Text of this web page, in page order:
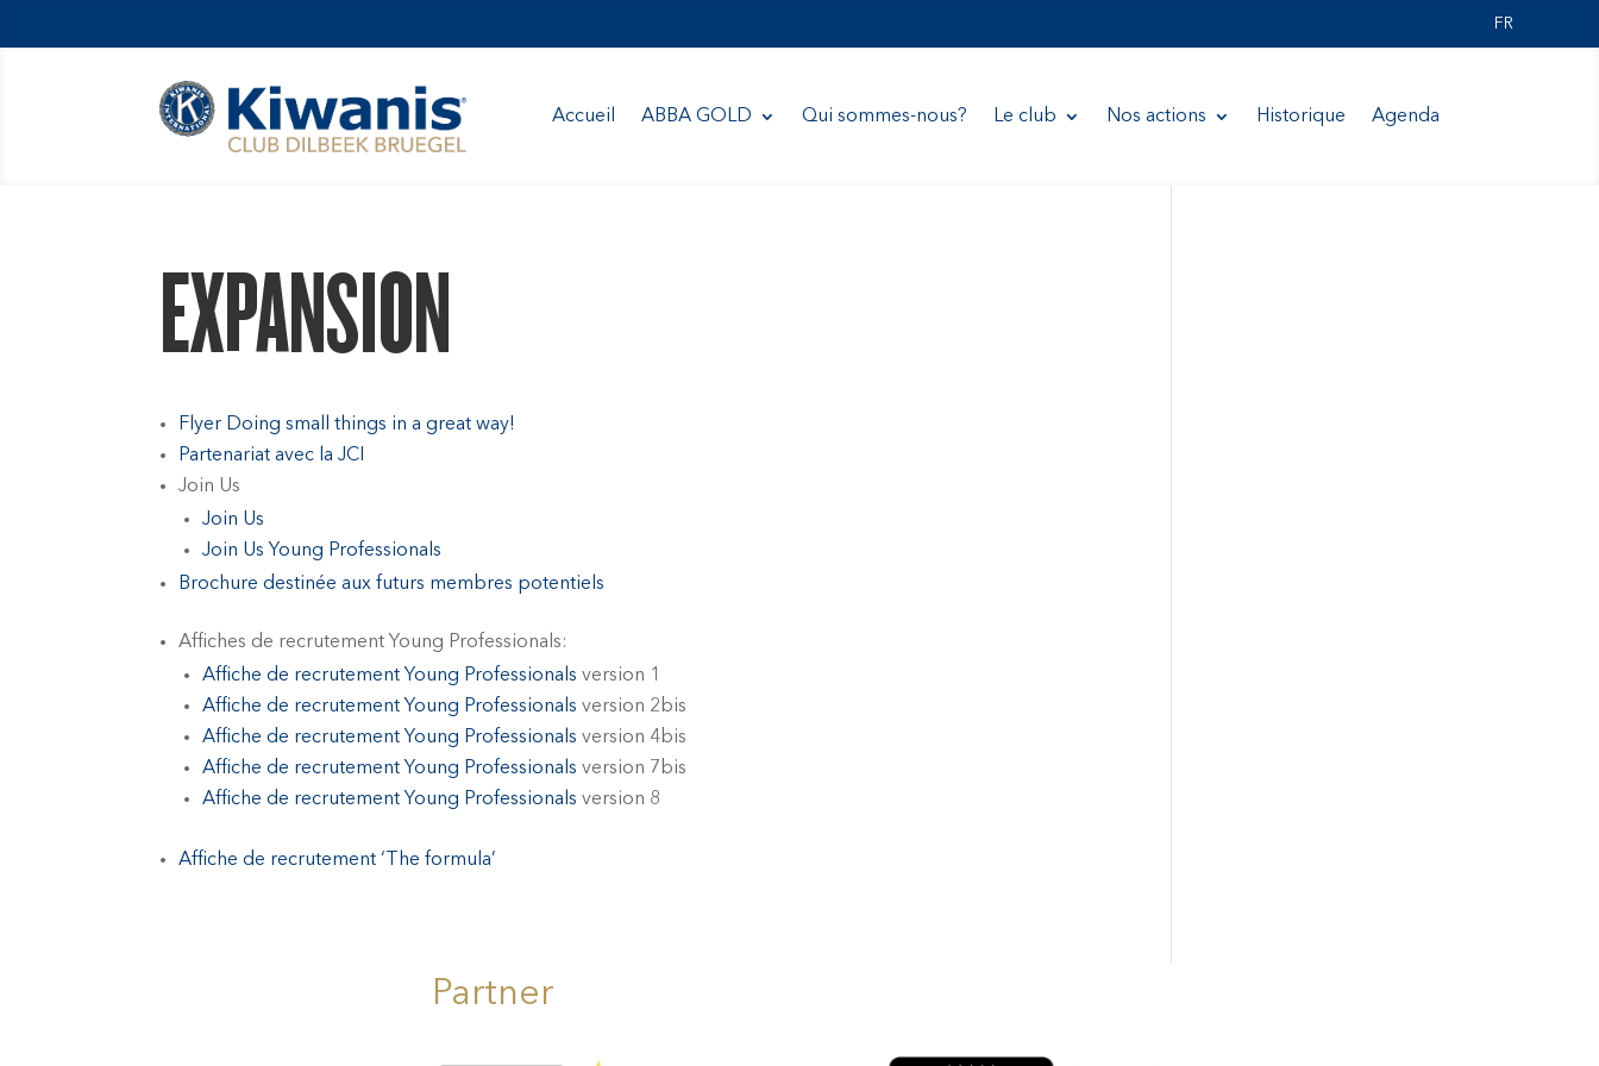
FR
Accueil ABBA GOLD Qui sommes-nous? Le club Nos actions Historique Agenda
EXPANSION
Flyer Doing small things in a great way!
Partenariat avec la JCI
Join Us
Join Us
Join Us Young Professionals
Brochure destinée aux futurs membres potentiels
Affiches de recrutement Young Professionals:
Affiche de recrutement Young Professionals version 1
Affiche de recrutement Young Professionals version 2bis
Affiche de recrutement Young Professionals version 4bis
Affiche de recrutement Young Professionals version 7bis
Affiche de recrutement Young Professionals version 8
Affiche de recrutement ‘The formula’
Partner